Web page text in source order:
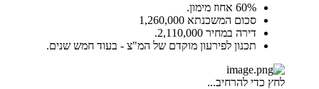
60% אחוז מימון.
סכום המשכנתא 1,260,000
דירה במחיר 2,110,000.
תכנון לפירעון מוקדם של המ"צ - בעוד חמש שנים.
לחץ כדי להרחיב...